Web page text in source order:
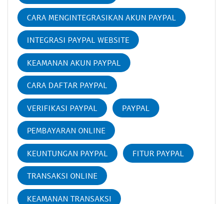
CARA MENGINTEGRASIKAN AKUN PAYPAL
INTEGRASI PAYPAL WEBSITE
KEAMANAN AKUN PAYPAL
CARA DAFTAR PAYPAL
VERIFIKASI PAYPAL PAYPAL
PEMBAYARAN ONLINE
KEUNTUNGAN PAYPAL FITUR PAYPAL
TRANSAKSI ONLINE
KEAMANAN TRANSAKSI